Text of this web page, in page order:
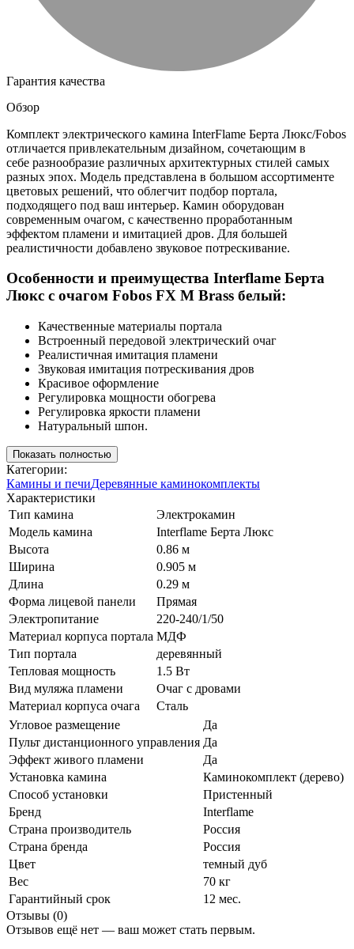
Гарантия качества
Обзор
Комплект электрического камина InterFlame Берта Люкс/Fobos
отличается привлекательным дизайном, сочетающим в
себе разнообразие различных архитектурных стилей самых
разных эпох. Модель представлена в большом ассортименте
цветовых решений, что облегчит подбор портала,
подходящего под ваш интерьер. Камин оборудован
современным очагом, с качественно проработанным
эффектом пламени и имитацией дров. Для большей
реалистичности добавлено звуковое потрескивание.
Особенности и преимущества Interflame Берта
Люкс с очагом Fobos FX M Brass белый:
Качественные материалы портала
Встроенный передовой электрический очаг
Реалистичная имитация пламени
Звуковая имитация потрескивания дров
Красивое оформление
Регулировка мощности обогрева
Регулировка яркости пламени
Натуральный шпон.
Показать полностью
Категории:
Камины и печиДеревянные каминокомплекты
Характеристики
Тип камина
Электрокамин
Модель камина
Interflame Берта Люкс
Высота
0.86 м
Ширина
0.905 м
Длина
0.29 м
Форма лицевой панели
Прямая
Электропитание
220-240/1/50
Материал корпуса портала МДФ
Тип портала
деревянный
Тепловая мощность
1.5 Вт
Вид муляжа пламени
Очаг с дровами
Материал корпуса очага
Сталь
Угловое размещение
Да
Пульт дистанционного управления Да
Эффект живого пламени
Да
Установка камина
Каминокомплект (дерево)
Способ установки
Пристенный
Бренд
Interflame
Страна производитель
Россия
Страна бренда
Россия
Цвет
темный дуб
Вес
70 кг
Гарантийный срок
12 мес.
Отзывы (0)
Отзывов ещё нет — ваш может стать первым.